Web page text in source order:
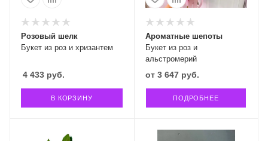
Букет из роз и хризантем
Розовый шелк
4 433 руб.
В КОРЗИНУ
Букет из роз и
альстромерий
Ароматные шепоты
от 3 647 руб.
ПОДРОБНЕЕ